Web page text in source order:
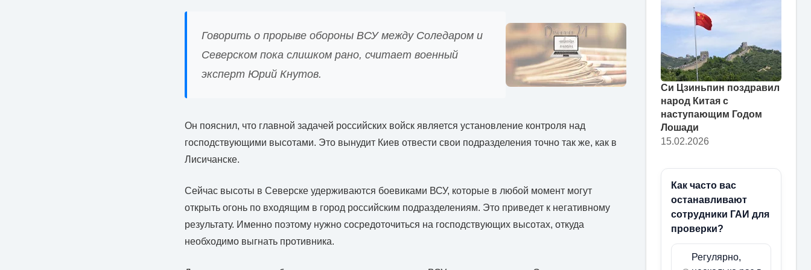
Говорить о прорыве обороны ВСУ между Соледаром и
Северском пока слишком рано, считает военный
эксперт Юрий Кнутов.
Он пояснил, что главной задачей российских войск является установление контроля над
господствующими высотами. Это вынудит Киев отвести свои подразделения точно так же, как в
Лисичанске.
Сейчас высоты в Северске удерживаются боевиками ВСУ, которые в любой момент могут
открыть огонь по входящим в город российским подразделениям. Это приведет к негативному
результату. Именно поэтому нужно сосредоточиться на господствующих высотах, откуда
необходимо выгнать противника.
Си Цзиньпин поздравил
народ Китая с
наступающим Годом
Лошади
15.02.2026
Как часто вас
останавливают
сотрудники ГАИ для
проверки?
Регулярно,